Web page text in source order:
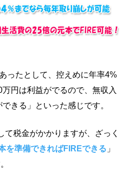
ったとして、控えめに年率4%
円は利益がでるので、無収入
きる」といった感じです。
て税金がかかりますが、ざっく
を準備できればFIREできる 」